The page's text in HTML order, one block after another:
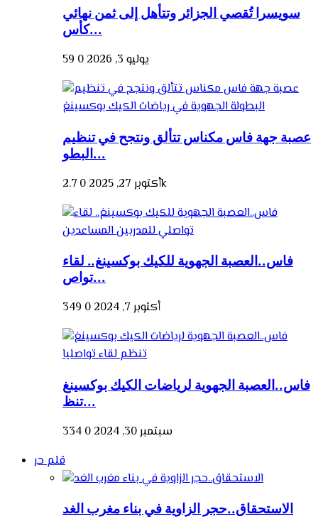
سويسرا تُقصي الجزائر وتتأهل إلى ثمن نهائي
كأس...
يوليو 3, 2026 0
59
عصبة جهة فاس مكناس تتألق ونتجح في تنظيم
البطو...
أكتوبر 27, 2025 0 2.7k
فاس..العصبة الجهوية للكيك بوكسينغ.. لقاء
تواص...
أكتوبر 7, 2024 0
349
فاس..العصبة الجهوية لرياضات الكيك بوكسينغ
تنظ...
سبتمبر 30, 2024 0
334
قلم حر
الاستحقاق..حجر الزاوية في بناء مغرب الغد